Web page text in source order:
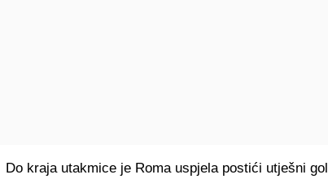
Do kraja utakmice je Roma uspjela postići utješni